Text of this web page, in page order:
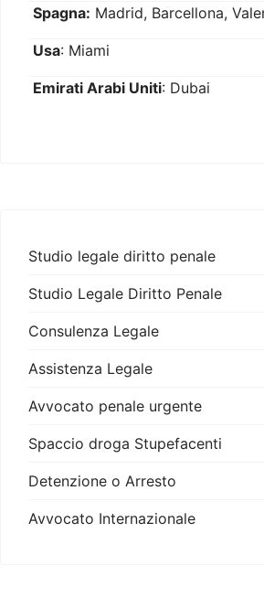
Spagna: Madrid, Barcellona,
Usa: Miami
Emirati Arabi Uniti: Dubai
Studio legale diritto penale
Studio Legale Diritto Penale
Consulenza Legale
Assistenza Legale
Avvocato penale urgente
Spaccio droga Stupefacenti
Detenzione o Arresto
Avvocato Internazionale